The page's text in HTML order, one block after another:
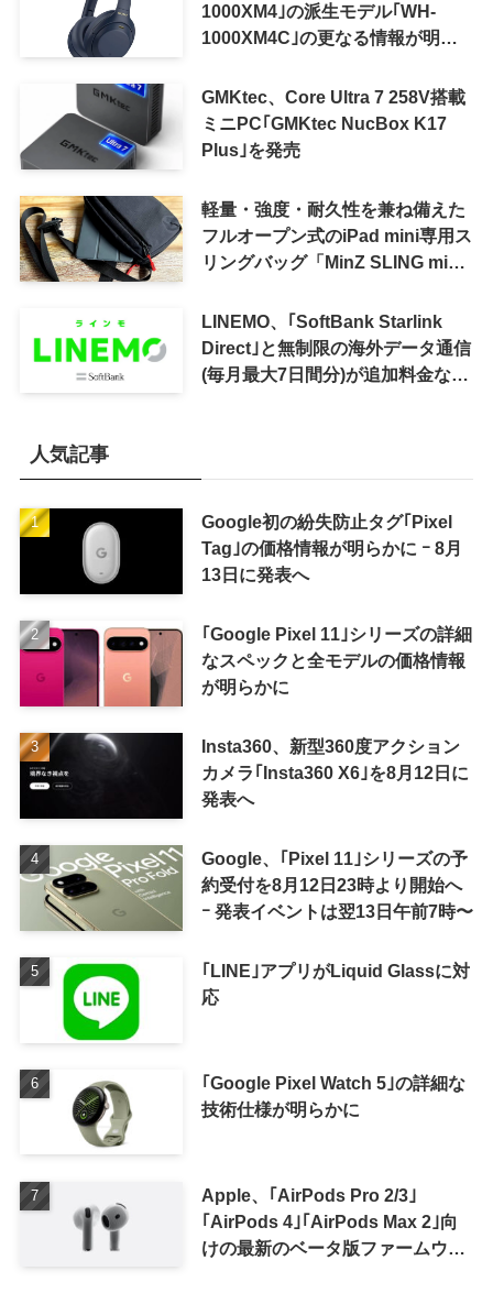
1000XM4｣の派生モデル｢WH-
1000XM4C｣の更なる情報が明ら
GMKtec、Core Ultra 7 258V搭載
ミニPC｢GMKtec NucBox K17
Plus｣を発売
軽量・強度・耐久性を兼ね備えた
フルオープン式のiPad mini専用ス
リングバッグ「MinZ SLING mini
LINEMO、｢SoftBank Starlink
Direct｣と無制限の海外データ通信
(毎月最大7日間分)が追加料金なし
人気記事
Google初の紛失防止タグ｢Pixel
Tag｣の価格情報が明らかに ｰ 8月
13日に発表へ
｢Google Pixel 11｣シリーズの詳細
なスペックと全モデルの価格情報
が明らかに
Insta360、新型360度アクション
カメラ｢Insta360 X6｣を8月12日に
発表へ
Google、｢Pixel 11｣シリーズの予
約受付を8月12日23時より開始へ
ｰ 発表イベントは翌13日午前7時〜
｢LINE｣アプリがLiquid Glassに対
応
｢Google Pixel Watch 5｣の詳細な
技術仕様が明らかに
Apple、｢AirPods Pro 2/3｣
｢AirPods 4｣｢AirPods Max 2｣向
けの最新のベータ版ファームウェ